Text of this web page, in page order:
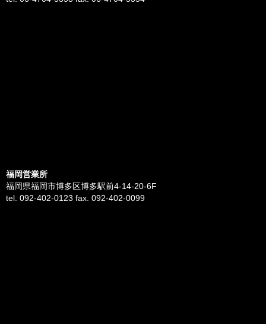
福岡営業所
福岡県福岡市博多区博多駅前4-14-20-6F
tel. 092-402-0123 fax. 092-402-0099